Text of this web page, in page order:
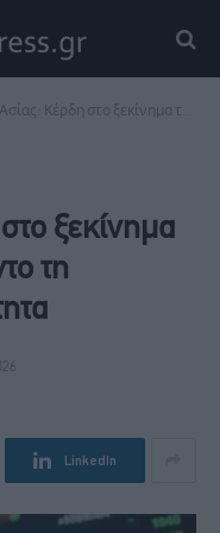
στο ξεκίνημα της εβδομάδας με φόντο τη γεωπολιτική αβεβαιότητα
ξεκίνημα
τη
LinkedIn